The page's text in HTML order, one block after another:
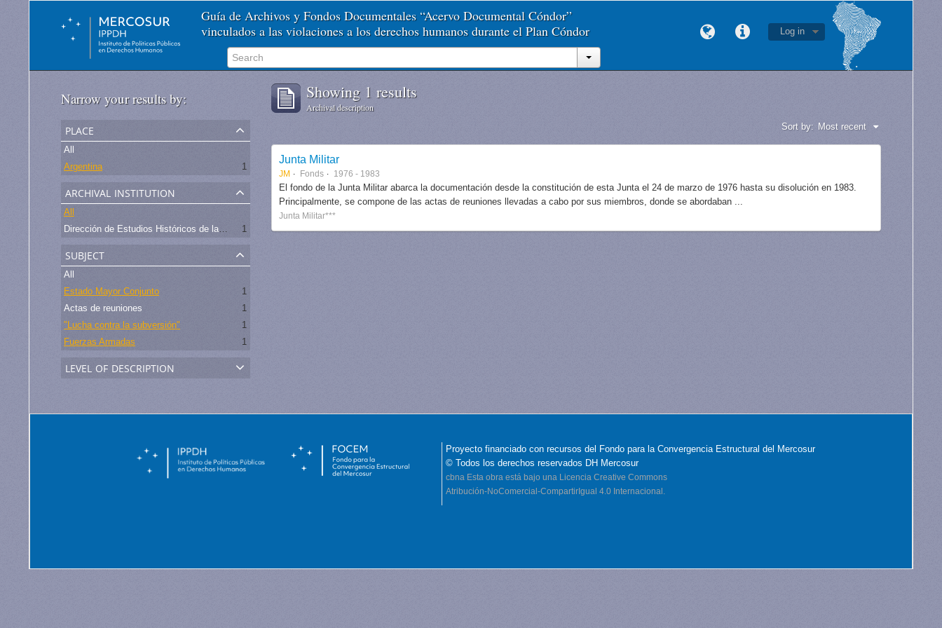
Guía de Archivos y Fondos Documentales “Acervo Documental Cóndor”
vinculados a las violaciones a los derechos humanos durante el Plan Cóndor
Log in
Narrow your results by:
place
All
Argentina
1
archival institution
All
Dirección de Estudios Históricos de la Fuerza Aérea
1
subject
All
Estado Mayor Conjunto
1
Actas de reuniones
1
"Lucha contra la subversión"
1
Fuerzas Armadas
1
level of description
Showing 1 results
Archival description
Sort by: Most recent
Junta Militar
JM Fonds 1976 - 1983
El fondo de la Junta Militar abarca la documentación desde la constitución de esta Junta el 24 de marzo de 1976 hasta su disolución en 1983.
Principalmente, se compone de las actas de reuniones llevadas a cabo por sus miembros, donde se abordaban ...
Junta Militar***
Proyecto financiado con recursos del Fondo para la Convergencia Estructural del Mercosur
© Todos los derechos reservados DH Mercosur
cbna Esta obra está bajo una Licencia Creative Commons
Atribución-NoComercial-CompartirIgual 4.0 Internacional.